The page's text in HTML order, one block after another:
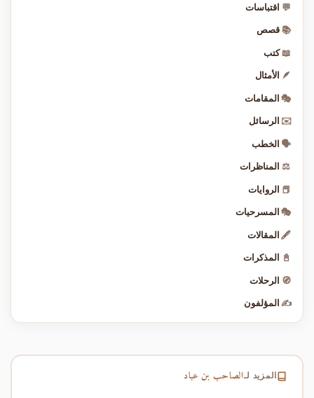
💬 اقتباسات
📚 قصص
📖 كتب
🪶 الأمثال
🎭 المقامات
✉️ الرسائل
🗣️ الخطب
⚖️ المناظرات
📕 الروايات
🎭 المسرحيات
🖋️ المقالات
📓 المذكرات
🧭 الرحلات
✍️ المؤلفون
المزيد لـالصاحب بن عباد